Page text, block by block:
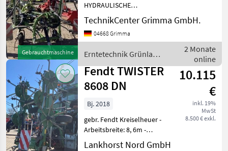
Gebrauchtmaschine
HYDRAULISCHE
RANDSTREUEINRICHTUNG
Erntetechnik Grünland
Kreiselheuer
TechnikCenter Grimma GmbH.
04668 Grimma
Erntetechnik Grünland
/ Fendt
2 Monate
online
Fendt TWISTER
8608 DN
10.115
€
inkl. 19%
MwSt
8.500 € exkl.
Bj. 2018
gebr. Fendt Kreiselheuer -
Arbeitsbreite: 8, 6m -
Transportlänge: 2, 25m -
Lankhorst Nord GmbH